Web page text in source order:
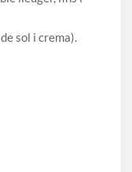
sol i crema).